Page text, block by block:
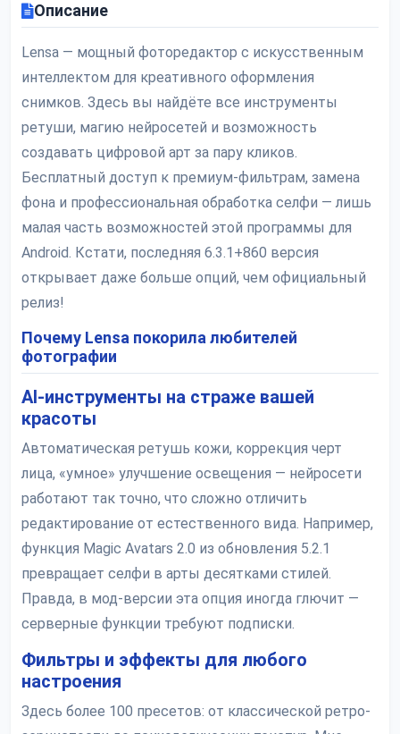
Описание
Lensa — мощный фоторедактор с искусственным
интеллектом для креативного оформления
снимков. Здесь вы найдёте все инструменты
ретуши, магию нейросетей и возможность
создавать цифровой арт за пару кликов.
Бесплатный доступ к премиум-фильтрам, замена
фона и профессиональная обработка селфи — лишь
малая часть возможностей этой программы для
Android. Кстати, последняя 6.3.1+860 версия
открывает даже больше опций, чем официальный
релиз!
Почему Lensa покорила любителей
фотографии
AI-инструменты на страже вашей
красоты
Автоматическая ретушь кожи, коррекция черт
лица, «умное» улучшение освещения — нейросети
работают так точно, что сложно отличить
редактирование от естественного вида. Например,
функция Magic Avatars 2.0 из обновления 5.2.1
превращает селфи в арты десятками стилей.
Правда, в мод-версии эта опция иногда глючит —
серверные функции требуют подписки.
Фильтры и эффекты для любого
настроения
Здесь более 100 пресетов: от классической ретро-